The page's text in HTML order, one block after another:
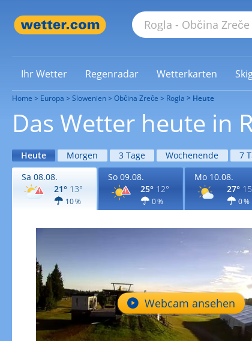
Ihr Wetter Regenradar Wetterkarten
Home Europa Slowenien Občina Zreče Rogla Heute
Das Wetter heute in
Heute Morgen 3 Tage Wochenende 7
Sa 08.08.
21° 13°
10 %
So 09.08.
25° 12°
0 %
Mo 10.08.
27°
0 %
Webcam ansehen